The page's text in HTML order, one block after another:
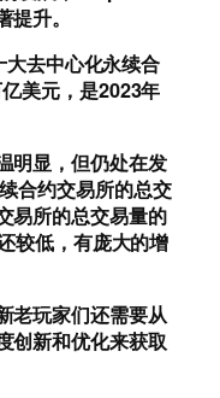
升。
去中心化永续合
美元，是2023年
明显，但仍处在发
合约交易所的总交
易所的总交易量的
较低，有庞大的增
老玩家们还需要从
创新和优化来获取